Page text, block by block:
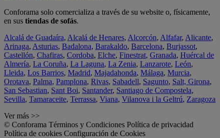
Conforama solo comercializa a través de su website o, físicamente,
en sus tiendas de sofás.
Alcalá de Guadaíra, Alcalá de Henares, Alcorcón, Alfafar, Alicante,
Arinaga, Asturias, Badalona, Barakaldo, Barcelona, Burjassot,
Castellón, Chafiras, Cordoba, Elche, Finestrat, Granada, Huércal de
Almería, La Coruña, La Laguna, La Zenia, Lanzarote, León,
Lleida, Los Barrios, Madrid, Majadahonda, Málaga, Murcia,
Orotava, Palma, Pamplona, Rivas, Sabadell, Sagunto, Salt, Girona,
San Sebastian, Sant Boi, Santander, Santiago de Compostela,
Sevilla, Tamaraceite, Terrassa, Viana, Vilanova i la Geltrú, Zaragoza
Ver más >>
© Conforama Términos y Condiciones Política de privacidad
Política de cookies Configuración de Cookies